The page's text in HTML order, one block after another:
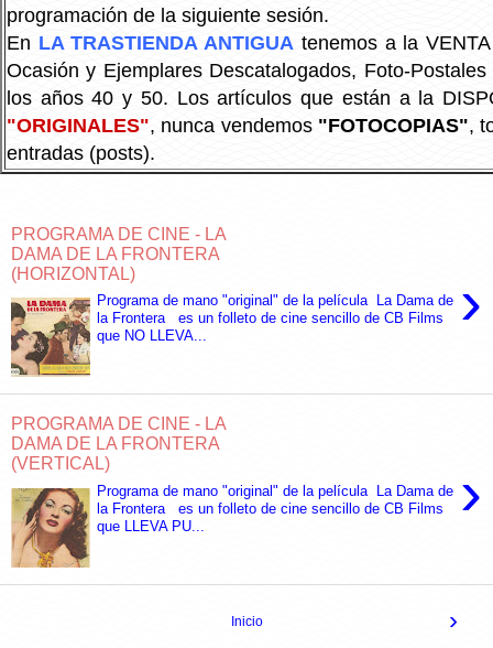
programación de la siguiente sesión.
En LA TRASTIENDA ANTIGUA tenemos a la
Ocasión y Ejemplares Descatalogados, Foto-
los años 40 y 50. Los artículos que están a la
"ORIGINALES", nunca vendemos "FOTOCOPIAS",
entradas (posts).
PROGRAMA DE CINE - LA
DAMA DE LA FRONTERA
(HORIZONTAL)
›
Programa de mano "original" de la película La Dama de
la Frontera es un folleto de cine sencillo de CB Films
que NO LLEVA...
PROGRAMA DE CINE - LA
DAMA DE LA FRONTERA
(VERTICAL)
›
Programa de mano "original" de la película La Dama de
la Frontera es un folleto de cine sencillo de CB Films
que LLEVA PU...
›
Inicio